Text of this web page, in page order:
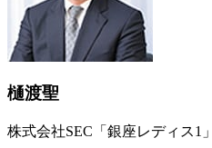
樋渡聖
株式会社SEC「銀座レディス1」